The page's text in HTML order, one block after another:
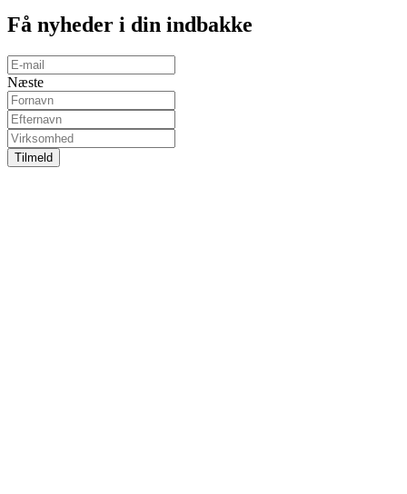
Få nyheder i din indbakke
Næste